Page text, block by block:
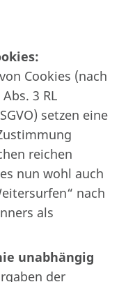
Cookies (nach
3 RL
setzen eine
reichen
nun wohl auch
nach
als
unabhängig
der